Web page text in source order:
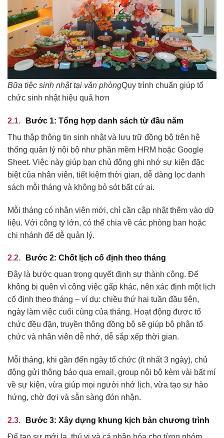
Bữa tiệc sinh nhật tại văn phòngQuy trình chuẩn giúp tổ
chức sinh nhật hiệu quả hơn
Bước 1: Tổng hợp danh sách từ đầu năm
Thu thập thông tin sinh nhật và lưu trữ đồng bộ trên hệ
thống quản lý nội bộ như phần mềm HRM hoặc Google
Sheet. Việc này giúp bạn chủ động ghi nhớ sự kiện đặc
biệt của nhân viên, tiết kiệm thời gian, dễ dàng lọc danh
sách mỗi tháng và không bỏ sót bất cứ ai.
Mỗi tháng có nhân viên mới, chỉ cần cập nhật thêm vào dữ
liệu. Với công ty lớn, có thể chia về các phòng ban hoặc
chi nhánh để dễ quản lý.
Bước 2: Chốt lịch cố định theo tháng
Đây là bước quan trọng quyết định sự thành công. Để
không bị quên vì công việc gấp khác, nên xác định một lịch
cố định theo tháng – ví dụ: chiều thứ hai tuần đầu tiên,
ngày làm việc cuối cùng của tháng. Hoạt động được tổ
chức đều đặn, truyền thông đồng bộ sẽ giúp bộ phận tổ
chức và nhân viên dễ nhớ, dễ sắp xếp thời gian.
Mỗi tháng, khi gần đến ngày tổ chức (ít nhất 3 ngày), chủ
động gửi thông báo qua email, group nội bộ kèm vài bất mí
về sự kiện, vừa giúp mọi người nhớ lịch, vừa tạo sự hào
hứng, chờ đợi và sẵn sàng đón nhận.
Bước 3: Xây dựng khung kịch bản chương trình